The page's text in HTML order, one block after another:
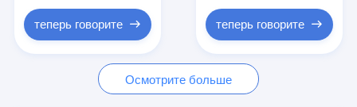
теперь говорите
ПНДтеперь говорите
Осмотрите больше